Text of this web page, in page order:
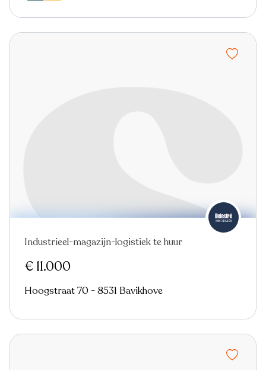
Industrieel-magazijn-logistiek te huur
€ 11.000
Hoogstraat 70 - 8531 Bavikhove